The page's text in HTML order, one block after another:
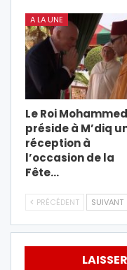
A LA UNE
Le Roi
préside à M’diq
réception à
l’occasion de la
Fête…
PRÉCÉDENT SUIVANT